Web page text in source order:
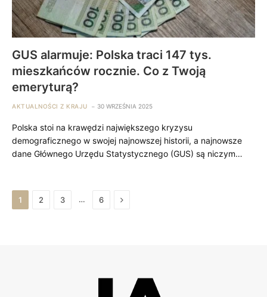
GUS alarmuje: Polska traci 147 tys.
mieszkańców rocznie. Co z Twoją
emeryturą?
AKTUALNOŚCI Z KRAJU 30 WRZEŚNIA 2025
Polska stoi na krawędzi największego kryzysu
demograficznego w swojej najnowszej historii, a najnowsze
dane Głównego Urzędu Statystycznego (GUS) są niczym…
1 2 3 … 6 Next